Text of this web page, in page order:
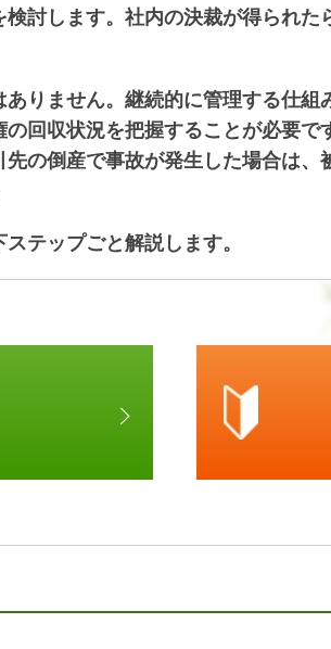
討します。社内の決裁が得られ
りません。継続的に管理する仕
回収状況を把握することが必要
の倒産で事故が発生した場合は
テップごと解説します。